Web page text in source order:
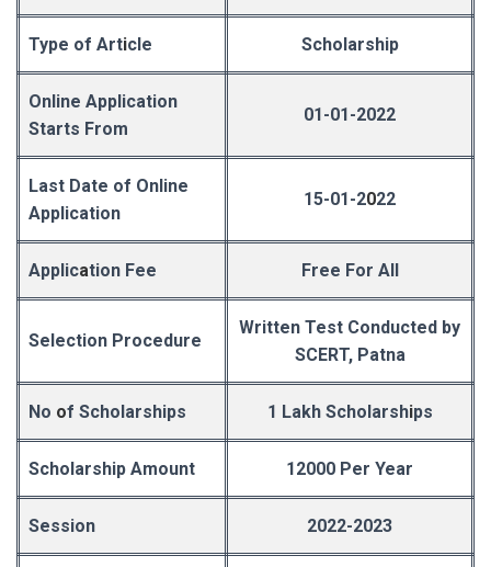
Type of Article Scholarship
Online Application
Starts From
01-01-2022
Last Date of Online
Application
15-01-2022
Application Fee Free For All
Selection Procedure
Written Test Conducted by
SCERT, Patna
No of Scholarships 1 Lakh Scholarships
Scholarship Amount 12000 Per Year
Session 2022-2023